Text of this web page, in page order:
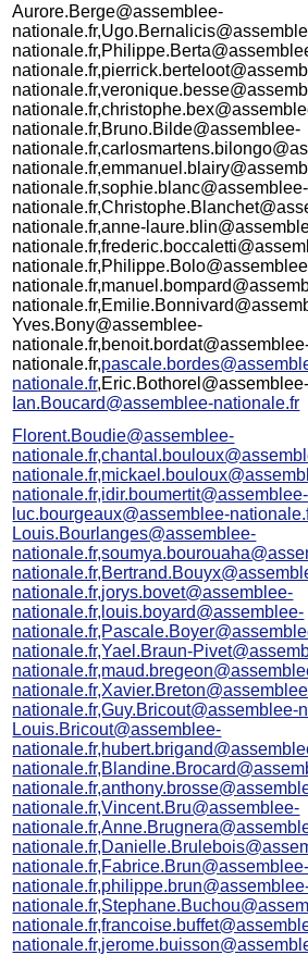
Aurore.Berge@assemblee-
nationale.fr,Bruno.Bilde@assemblee-
nationale.fr,sophie.blanc@assemblee-
nationale.fr,anne-
Yves.Bony@assemblee-
nationale.fr,
nationale.fr
Ian.Boucard@assemblee-nationale.fr
Florent.Boudie@assemblee-
luc.bourgeaux@assemblee-
Louis.Bourlanges@assemblee-
nationale.fr,jorys.bovet@assemblee-
nationale.fr,louis.boyard@assemblee-
nationale.fr,Yael.Braun-
nationale.fr,Guy.Bricout@assemblee-
Louis.Bricout@assemblee-
nationale.fr,Vincent.Bru@assemblee-
nationale.fr,Fabrice.Brun@assemblee-